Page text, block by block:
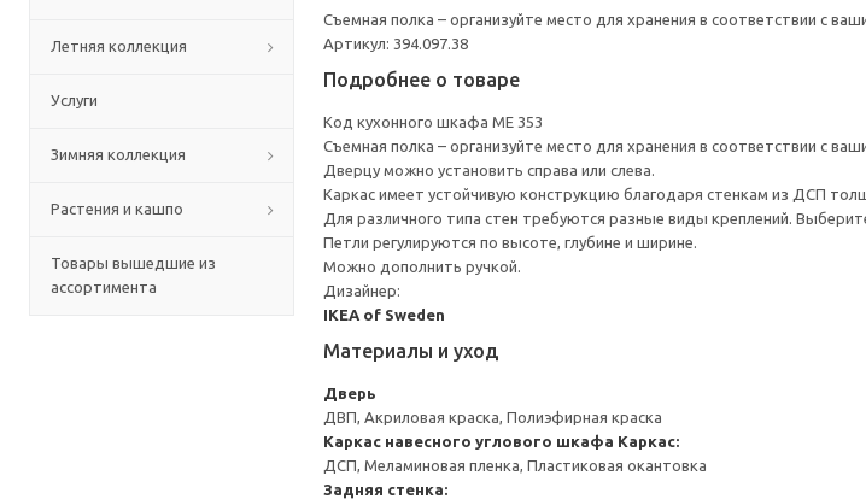
Летняя коллекция
Услуги
Зимняя коллекция
Растения и кашпо
Товары вышедшие из
ассортимента
Съемная полка – организуйте место для хранения в соответствии с
Артикул: 394.097.38
Подробнее о товаре
Код кухонного шкафа ME 353
Съемная полка – организуйте место для хранения в соответствии с
Дверцу можно установить справа или слева.
Каркас имеет устойчивую конструкцию благодаря стенкам из ДСП
Для различного типа стен требуются разные виды креплений.
Петли регулируются по высоте, глубине и ширине.
Можно дополнить ручкой.
Дизайнер:
IKEA of Sweden
Материалы и уход
Дверь
ДВП, Акриловая краска, Полиэфирная краска
Каркас навесного углового шкафа Каркас:
ДСП, Меламиновая пленка, Пластиковая окантовка
Задняя стенка: